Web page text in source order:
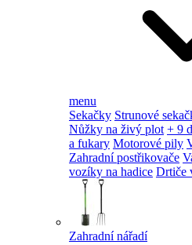
menu
Sekačky Strunové
Nůžky na živý plot + 9
a fukary Motorové pily
Zahradní postřikovače
vozíky na hadice Drtiče
Zahradní nářadí